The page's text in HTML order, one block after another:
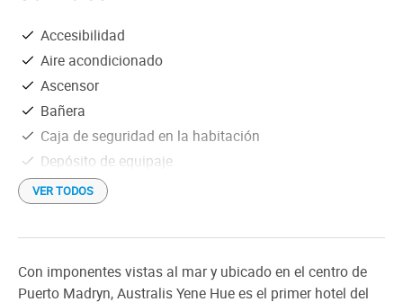
Accesibilidad
Aire acondicionado
Ascensor
Bañera
Caja de seguridad en la habitación
Depósito de equipaje
Desayuno buffet
Estacionamiento gratis
Gimnasio
Pileta (piscina) cubierta
VER TODOS
Con imponentes vistas al mar y ubicado en el centro de
Puerto Madryn, Australis Yene Hue es el primer hotel del